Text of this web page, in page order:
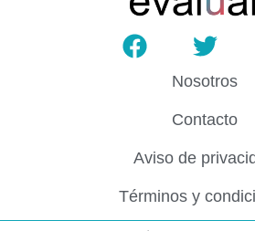
Nosotros
Contacto
Aviso de
Términos y